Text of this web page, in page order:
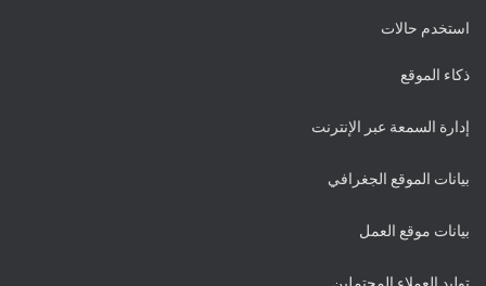
استخدم حالات
ذكاء الموقع
إدارة السمعة عبر الإنترنت
بيانات الموقع الجغرافي
بيانات موقع العمل